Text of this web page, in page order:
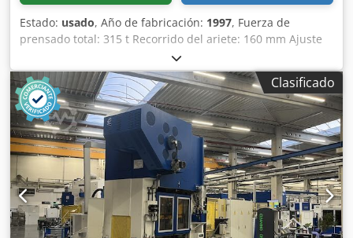
Estado: usado, Año de fabricación: 1997, Fuerza de
prensado total: 315 t Recorrido del ariete: 160 mm Ajuste
del taqué: 100 mm Altura de instalación (carrera abajo,
ajuste arriba): 1.050 mm Distancia entre montantes L-R:
2.740 mm Distancia entre montantes laterales: 1.500 mm
Dkjdsvmfzhjpfx Albor Distancia entre las bandejas recoge-
aceite: 2.400 mm Superficie de sujeción de la mesa aprox.:
2.740 x 1.800 mm Superficie de sujeción del ariete aprox.:
2.400 x 1.700 mm Número de golpes por minuto: 10 - 60
min-1 Requisito de potencia: 75,5 kW Horas de
funcionamiento de la máquina: 77.341 h Altura sobre el
suelo aprox.: 5.500 mm Dimensiones LxAnxAl: 5.400 x 3.300
x 5.700 mm Peso aproximado de la máquina: 80 t Control:
Clasificado